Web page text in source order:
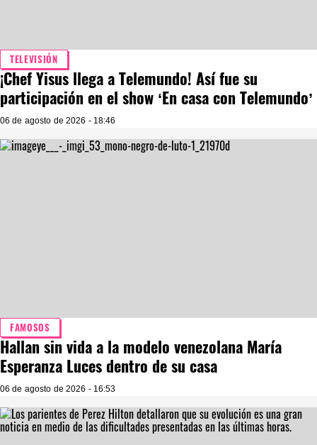
TELEVISIÓN
¡Chef Yisus llega a Telemundo! Así fue su
participación en el show ‘En casa con Telemundo’
06 de agosto de 2026 - 18:46
FAMOSOS
Hallan sin vida a la modelo venezolana María
Esperanza Luces dentro de su casa
06 de agosto de 2026 - 16:53